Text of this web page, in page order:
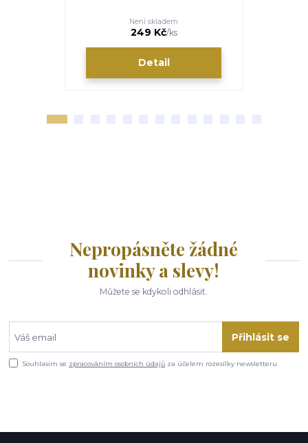
249 Kč/ks
Není skladem
Detail
Nepropásněte žádné
novinky a slevy!
Můžete se kdykoli odhlásit.
Přihlásit se
Souhlasím se zpracováním osobních údajů za účelem rozesílky newsletteru.